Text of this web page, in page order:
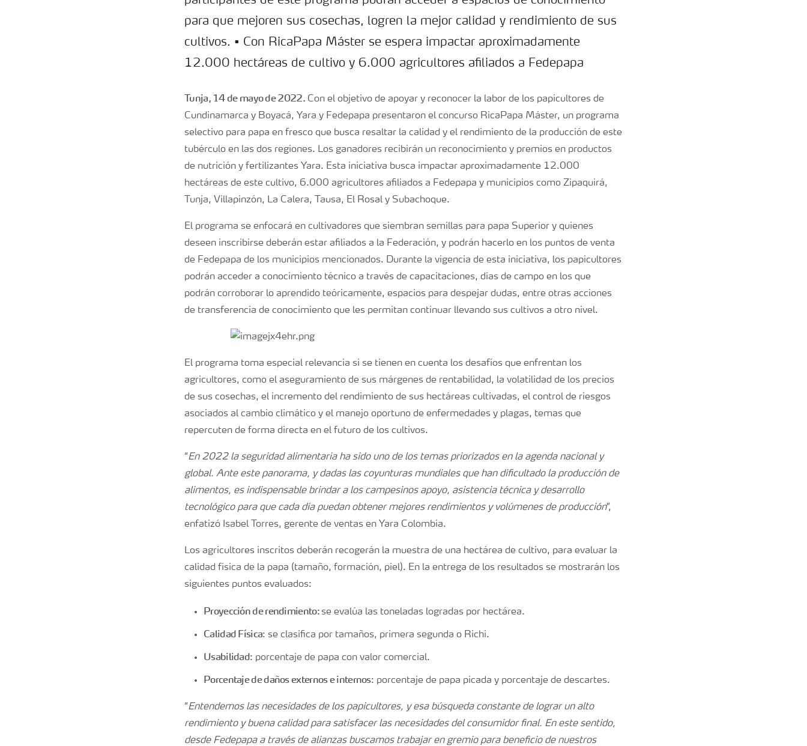
para que mejoren sus cosechas, logren la mejor calidad y rendimiento de sus
cultivos. • Con RicaPapa Máster se espera impactar aproximadamente
12.000 hectáreas de cultivo y 6.000 agricultores afiliados a Fedepapa
Tunja, 14 de mayo de 2022.Con el objetivo de apoyar y reconocer la labor de los papicultores de
Cundinamarca y Boyacá, Yara y Fedepapa presentaron el concurso RicaPapa Máster, un programa
selectivo para papa en fresco que busca resaltar la calidad y el rendimiento de la producción de este
tubérculo en las dos regiones. Los ganadores recibirán un reconocimiento y premios en productos
de nutrición y fertilizantes Yara. Esta iniciativa busca impactar aproximadamente 12.000
hectáreas de este cultivo, 6.000 agricultores afiliados a Fedepapa y municipios como Zipaquirá,
Tunja, Villapinzón, La Calera, Tausa, El Rosal y Subachoque.
El programa se enfocará en cultivadores que siembran semillas para papa Superior y quienes
deseen inscribirse deberán estar afiliados a la Federación, y podrán hacerlo en los puntos de venta
de Fedepapa de los municipios mencionados. Durante la vigencia de esta iniciativa, los papicultores
podrán acceder a conocimiento técnico a través de capacitaciones, días de campo en los que
podrán corroborar lo aprendido teóricamente, espacios para despejar dudas, entre otras acciones
de transferencia de conocimiento que les permitan continuar llevando sus cultivos a otro nivel.
El programa toma especial relevancia si se tienen en cuenta los desafíos que enfrentan los
agricultores, como el aseguramiento de sus márgenes de rentabilidad, la volatilidad de los precios
de sus cosechas, el incremento del rendimiento de sus hectáreas cultivadas, el control de riesgos
asociados al cambio climático y el manejo oportuno de enfermedades y plagas, temas que
repercuten de forma directa en el futuro de los cultivos.
“En 2022 la seguridad alimentaria ha sido uno de los temas priorizados en la agenda nacional y
global. Ante este panorama, y dadas las coyunturas mundiales que han dificultado la producción de
alimentos, es indispensable brindar a los campesinos apoyo, asistencia técnica y desarrollo
tecnológico para que cada día puedan obtener mejores rendimientos y volúmenes de producción”,
enfatizó Isabel Torres, gerente de ventas en Yara Colombia.
Los agricultores inscritos deberán recogerán la muestra de una hectárea de cultivo, para evaluar la
calidad física de la papa (tamaño, formación, piel). En la entrega de los resultados se mostrarán los
siguientes puntos evaluados:
Proyección de rendimiento: se evalúa las toneladas logradas por hectárea.
Calidad Física: se clasifica por tamaños, primera segunda o Richi.
Usabilidad: porcentaje de papa con valor comercial.
Porcentaje de daños externos e internos: porcentaje de papa picada y porcentaje de descartes.
“Entendemos las necesidades de los papicultores, y esa búsqueda constante de lograr un alto
rendimiento y buena calidad para satisfacer las necesidades del consumidor final. En este sentido,
desde Fedepapa a través de alianzas buscamos trabajar en gremio para beneficio de nuestros